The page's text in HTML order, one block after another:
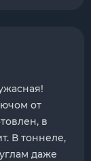
от
в
В тоннеле,
даже